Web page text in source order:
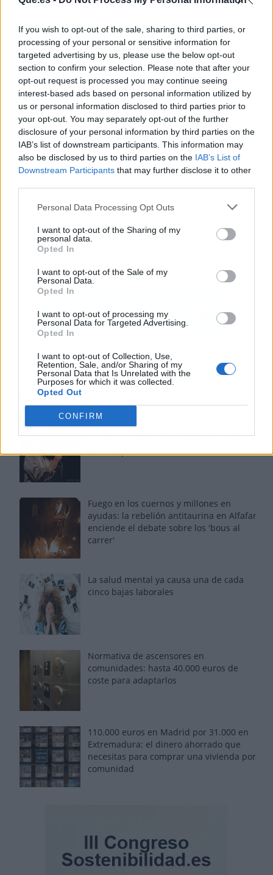
If you wish to opt-out of the sale, sharing to third parties, or
processing of your personal or sensitive information for
targeted advertising by us, please use the below opt-out
section to confirm your selection. Please note that after your
opt-out request is processed you may continue seeing
interest-based ads based on personal information utilized by
us or personal information disclosed to third parties prior to
your opt-out. You may separately opt-out of the further
disclosure of your personal information by third parties on the
IAB’s list of downstream participants. This information may
also be disclosed by us to third parties on the IAB’s List of
Downstream Participants that may further disclose it to other
Personal Data Processing Opt Outs
I want to opt-out of the Sharing of my
personal data.
Opted In
I want to opt-out of the Sale of my
Personal Data.
Opted In
I want to opt-out of processing my
Personal Data for Targeted Advertising.
Opted In
I want to opt-out of Collection, Use,
Retention, Sale, and/or Sharing of my
Personal Data that Is Unrelated with the
Purposes for which it was collected.
Opted Out
CONFIRM
Publicidad
Los más vistos
Tom Jones demuestra en Madrid que su
voz sigue desafiando implacable el paso
del tiempo
Fuego en los cuernos y millones en
ayudas: la rebelión antitaurina en Alfafar
enciende el debate sobre los 'bous al
carrer'
La salud mental ya causa una de cada
cinco bajas laborales
Normativa de ascensores en
comunidades: hasta 40.000 euros de
coste para adaptarlos
110.000 euros en Madrid por 31.000 en
Extremadura: el dinero ahorrado que
necesitas para comprar una vivienda por
comunidad